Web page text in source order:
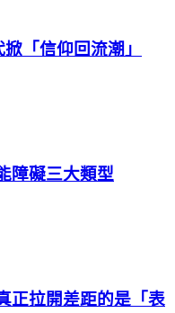
「信仰回流潮」
障礙三大類型
正拉開差距的是「表